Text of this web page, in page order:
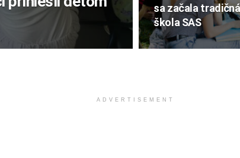
sa začala
škola SAS
ADVERTISEMENT